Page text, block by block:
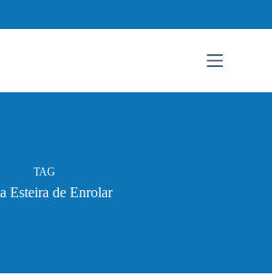
TAG
Esteira de Enrolar